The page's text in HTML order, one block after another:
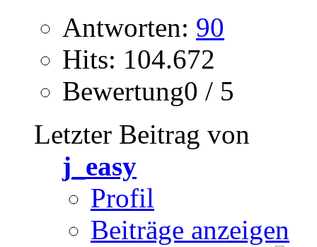
Antworten: 90
Hits: 104.672
Bewertung0 / 5
Letzter Beitrag von
j_easy
Profil
Beiträge anzeigen